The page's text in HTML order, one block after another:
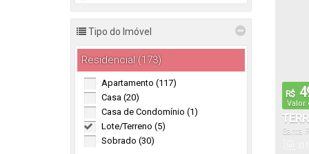
Tipo do Imóvel
Residencial (173)
Apartamento (117)
Casa (20)
Casa de Condomínio (1)
Lote/Terreno (5)
Sobrado (30)
R$
Valor
Santa